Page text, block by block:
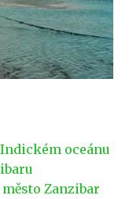
oceánu
Zanzibar